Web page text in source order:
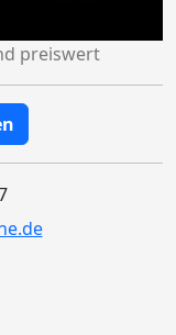
preiswert